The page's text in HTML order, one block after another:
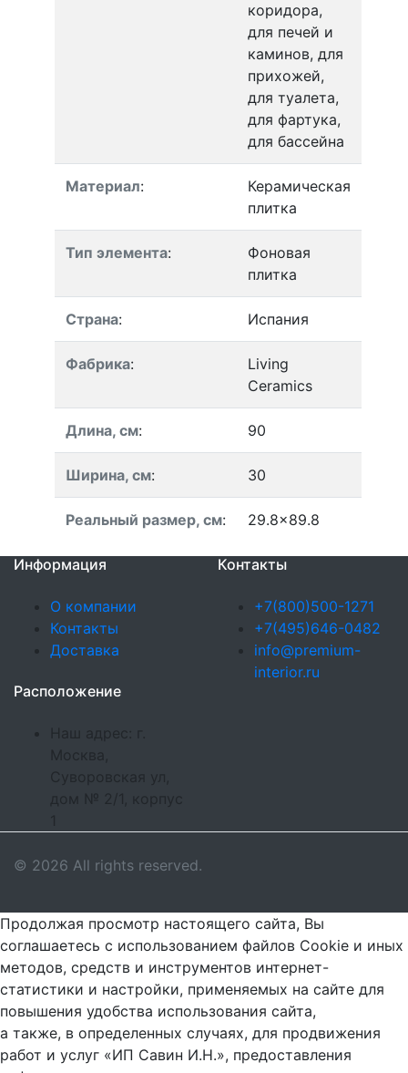
коридора,
для печей и
каминов, для
прихожей,
для туалета,
для фартука,
для бассейна
Материал:
Керамическая
плитка
Тип элемента:
Фоновая
плитка
Страна: Испания
Фабрика:
Living
Ceramics
Длина, см: 90
Ширина, см: 30
Реальный размер, см: 29.8x89.8
Информация
О компании
Контакты
Доставка
Контакты
+7(800)500-1271
+7(495)646-0482
info@premium-
interior.ru
Расположение
Наш адрес: г.
Москва,
Суворовская ул,
дом № 2/1, корпус
© 2026 All rights reserved.
Продолжая просмотр настоящего сайта, Вы
соглашаетесь с использованием файлов Cookie и иных
методов, средств и инструментов интернет-
статистики и настройки, применяемых на сайте для
повышения удобства использования сайта,
а также, в определенных случаях, для продвижения
работ и услуг «ИП Савин И.Н.», предоставления